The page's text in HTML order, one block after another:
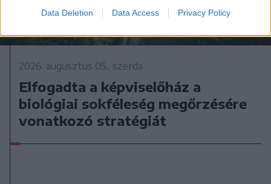
Data Deletion Data Access Privacy Policy
2026. augusztus 05., szerda
Elfogadta a képviselőház a
biológiai sokféleség megőrzésére
vonatkozó stratégiát